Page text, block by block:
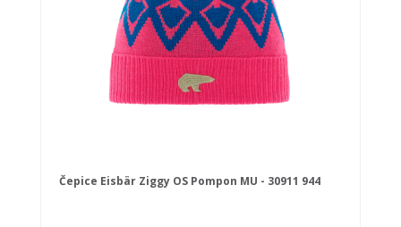
Čepice Eisbär Ziggy OS Pompon MU - 30911 944